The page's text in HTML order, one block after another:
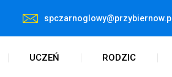
spczarnoglowy@przybiernow.pl
UCZEŃ RODZIC